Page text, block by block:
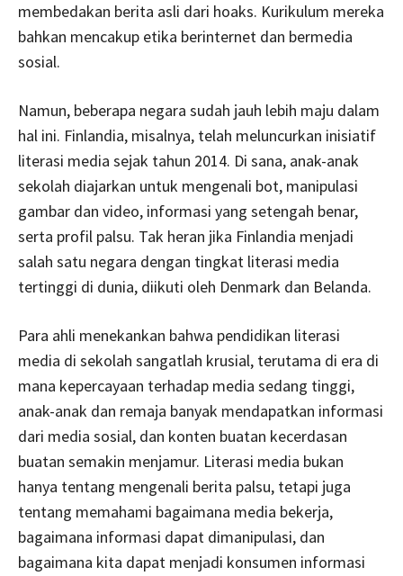
membedakan berita asli dari hoaks. Kurikulum mereka
bahkan mencakup etika berinternet dan bermedia
sosial.
Namun, beberapa negara sudah jauh lebih maju dalam
hal ini. Finlandia, misalnya, telah meluncurkan inisiatif
literasi media sejak tahun 2014. Di sana, anak-anak
sekolah diajarkan untuk mengenali bot, manipulasi
gambar dan video, informasi yang setengah benar,
serta profil palsu. Tak heran jika Finlandia menjadi
salah satu negara dengan tingkat literasi media
tertinggi di dunia, diikuti oleh Denmark dan Belanda.
Para ahli menekankan bahwa pendidikan literasi
media di sekolah sangatlah krusial, terutama di era di
mana kepercayaan terhadap media sedang tinggi,
anak-anak dan remaja banyak mendapatkan informasi
dari media sosial, dan konten buatan kecerdasan
buatan semakin menjamur. Literasi media bukan
hanya tentang mengenali berita palsu, tetapi juga
tentang memahami bagaimana media bekerja,
bagaimana informasi dapat dimanipulasi, dan
bagaimana kita dapat menjadi konsumen informasi